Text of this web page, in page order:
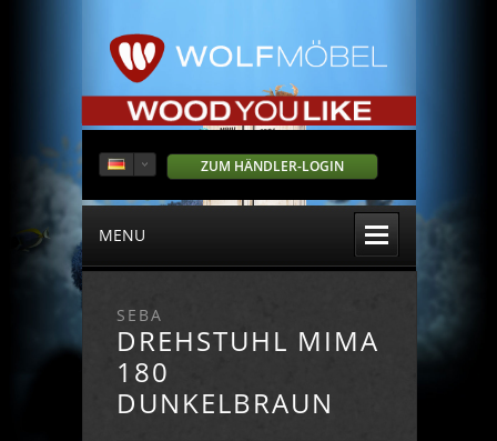
ZUM HÄNDLER-LOGIN
MENU
SEBA
DREHSTUHL MIMA
180
DUNKELBRAUN